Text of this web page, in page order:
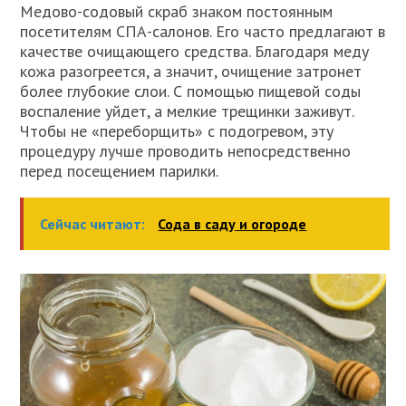
Медово-содовый скраб знаком постоянным
посетителям СПА-салонов. Его часто предлагают в
качестве очищающего средства. Благодаря меду
кожа разогреется, а значит, очищение затронет
более глубокие слои. С помощью пищевой соды
воспаление уйдет, а мелкие трещинки заживут.
Чтобы не «переборщить» с подогревом, эту
процедуру лучше проводить непосредственно
перед посещением парилки.
Сейчас читают: Сода в саду и огороде